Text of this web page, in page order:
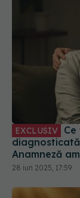
EXCLUSIV
diagnosticată
Anamneză
28 iun 2025, 17:59